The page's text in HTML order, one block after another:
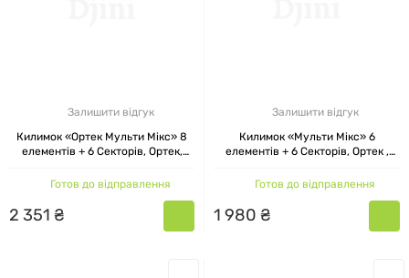
Залишити відгук
Килимок «Ортек Мульти Мікс» 8
елементів + 6 Секторів, Ортек,
Готов до відправлення
2 351 ₴
Залишити відгук
Килимок «Мульти Мікс» 6
елементів + 6 Секторів, Ортек ,
Готов до відправлення
1 980 ₴